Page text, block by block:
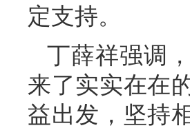
定支持。
丁薛祥强调
来了实实在在
益出发，坚持